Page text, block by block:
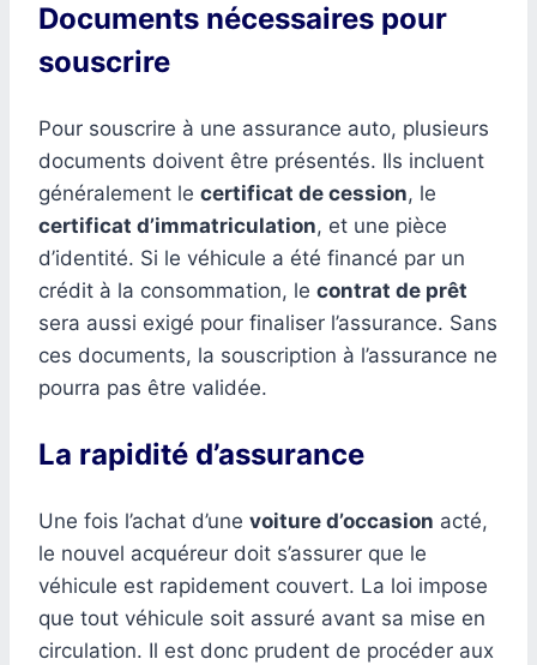
Documents nécessaires pour
souscrire
Pour souscrire à une assurance auto, plusieurs
documents doivent être présentés. Ils incluent
généralement le certificat de cession, le
certificat d’immatriculation, et une pièce
d’identité. Si le véhicule a été financé par un
crédit à la consommation, le contrat de prêt
sera aussi exigé pour finaliser l’assurance. Sans
ces documents, la souscription à l’assurance ne
pourra pas être validée.
La rapidité d’assurance
Une fois l’achat d’une voiture d’occasion acté,
le nouvel acquéreur doit s’assurer que le
véhicule est rapidement couvert. La loi impose
que tout véhicule soit assuré avant sa mise en
circulation. Il est donc prudent de procéder aux